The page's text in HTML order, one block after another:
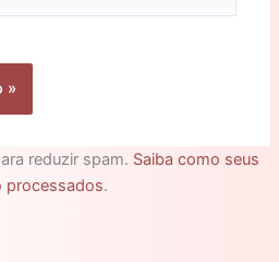
reduzir spam. Saiba como seus
processados.